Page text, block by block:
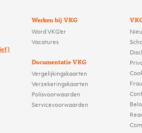
Werken bij VKG
Word VKG’er
Vacatures
Documentatie VKG
Vergelijkingskaarten
Verzekeringskaarten
Polisvoorwaarden
Servicevoorwaarden